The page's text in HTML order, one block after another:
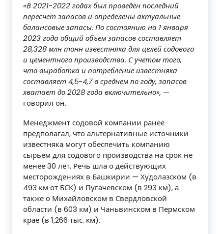
«В 2021-2022 годах был проведен последний
пересчет запасов и определены актуальные
балансовые запасы. По состоянию на 1 января
2023 года общий объем запасов составляет
28,328 млн тонн известняка для целей содового
и цементного производства. С учетом того,
что выработка и потребление известняка
составляет 4,5-4,7 в среднем по году, запасов
хватает до 2028 года включительно», —
говорил он.
Менеджмент содовой компании ранее
предполагал, что альтернативные источники
известняка могут обеспечить компанию
сырьем для содового производства на срок не
менее 30 лет. Речь шла о действующих
месторождениях в Башкирии — Худолазском (в
493 км от БСК) и Пугачевском (в 293 км), а
также о Михайловском в Свердловской
области (в 603 км) и Чаньвинском в Пермском
крае (в 1,266 тыс. км).